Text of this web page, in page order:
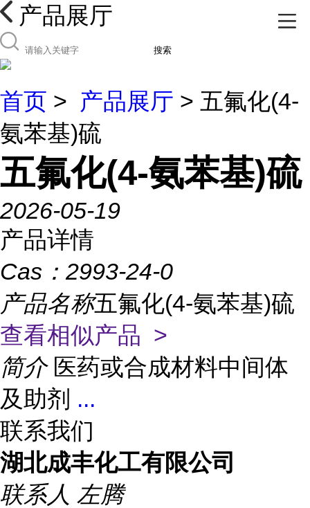
产品展厅
搜索
首页 > 产品展厅 > 五氟化(4-
氨苯基)硫
五氟化(4-氨苯基)硫
2026-05-19
产品详情
Cas： 2993-24-0
产品名称五氟化(4-氨苯基)硫
查看相似产品 >
简介 医药或合成材料中间体
及助剂 ...
联系我们
湖北成丰化工有限公司
联系人 左腾